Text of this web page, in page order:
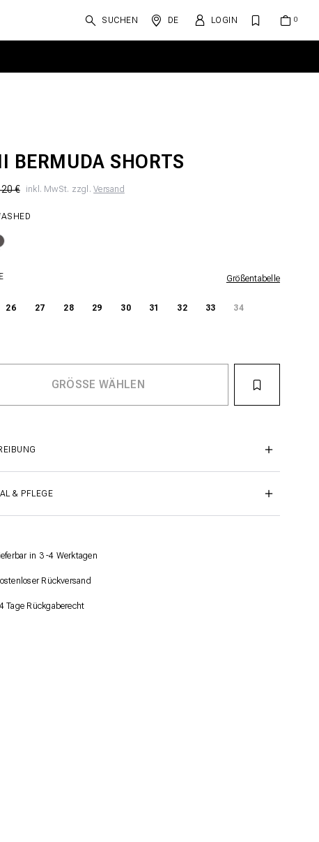
SUCHEN DE LOGIN
BERMUDA SHORTS
€ inkl. MwSt. zzgl.Versand
Größentabelle
26 27 28 29 30 31 32 33 34
& PFLEGE
in 3 -4 Werktagen
Rückversand
Tage Rückgaberecht